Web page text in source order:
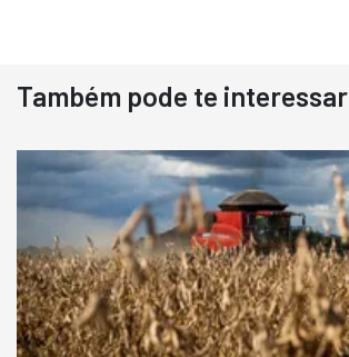
Também pode te interessar